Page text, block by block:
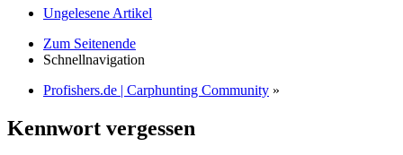
Ungelesene Artikel
Zum Seitenende
Schnellnavigation
Profishers.de | Carphunting Community »
Kennwort vergessen